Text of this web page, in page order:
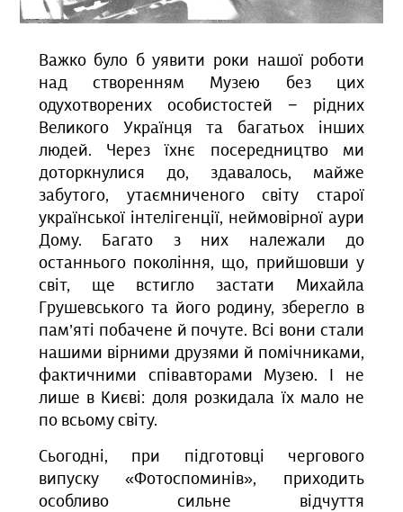
Важко було б уявити роки нашої роботи
над створенням Музею без цих
одухотворених особистостей − рідних
Великого Українця та багатьох інших
людей. Через їхнє посередництво ми
доторкнулися до, здавалось, майже
забутого, утаємниченого світу старої
української інтелігенції, неймовірної аури
Дому. Багато з них належали до
останнього покоління, що, прийшовши у
світ, ще встигло застати Михайла
Грушевського та його родину, зберегло в
пам’яті побачене й почуте. Всі вони стали
нашими вірними друзями й помічниками,
фактичними співавторами Музею. І не
лише в Києві: доля розкидала їх мало не
по всьому світу.
Сьогодні, при підготовці чергового
випуску «Фотоспоминів», приходить
особливо сильне відчуття